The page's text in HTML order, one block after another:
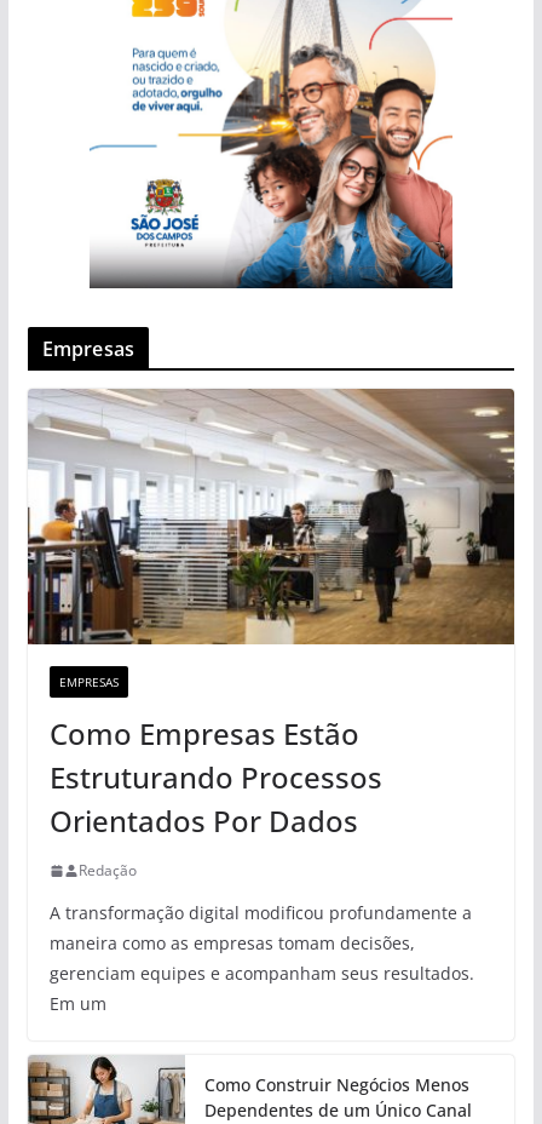
Empresas
EMPRESAS
Como Empresas Estão
Estruturando Processos
Orientados Por Dados
Redação
A transformação digital modificou profundamente a
maneira como as empresas tomam decisões,
gerenciam equipes e acompanham seus resultados.
Em um
Como Construir Negócios Menos
Dependentes de um Único Canal